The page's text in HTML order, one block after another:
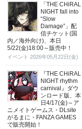
「THE CHiRAL
NIGHT fall into
“Slow
Damage”」配
信チケット(国
内／海外向け)、本日
5/22(金)18:00～販売中！
イベント 2026年05月22日(金)
『THE CHiRAL
NIGHT rhythm
carnival』ダウ
ンロード版、本
日4/17(金)～ア
ニメイトゲームス・DLsite
がるまに・FANZA GAMES
で販売開始！